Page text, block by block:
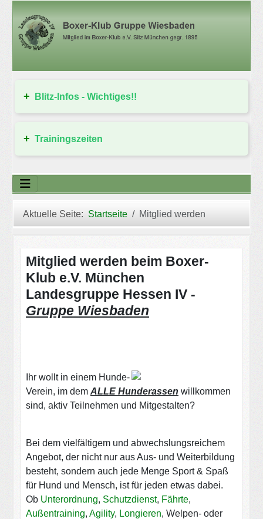
Blitz-Infos - Wichtiges!!
Trainingszeiten
Aktuelle Seite: Startseite Mitglied werden
Mitglied werden beim Boxer-
Klub e.V. München
Landesgruppe Hessen IV -
Gruppe Wiesbaden
Ihr wollt in einem Hunde-
Verein, im dem ALLE Hunderassen willkommen
sind, aktiv Teilnehmen und Mitgestalten?
Bei dem vielfältigem und abwechslungsreichem
Angebot, der nicht nur aus Aus- und Weiterbildung
besteht, sondern auch jede Menge Sport & Spaß
für Hund und Mensch, ist für jeden etwas dabei.
Ob Unterordnung, Schutzdienst, Fährte,
Außentraining, Agility, Longieren, Welpen- oder